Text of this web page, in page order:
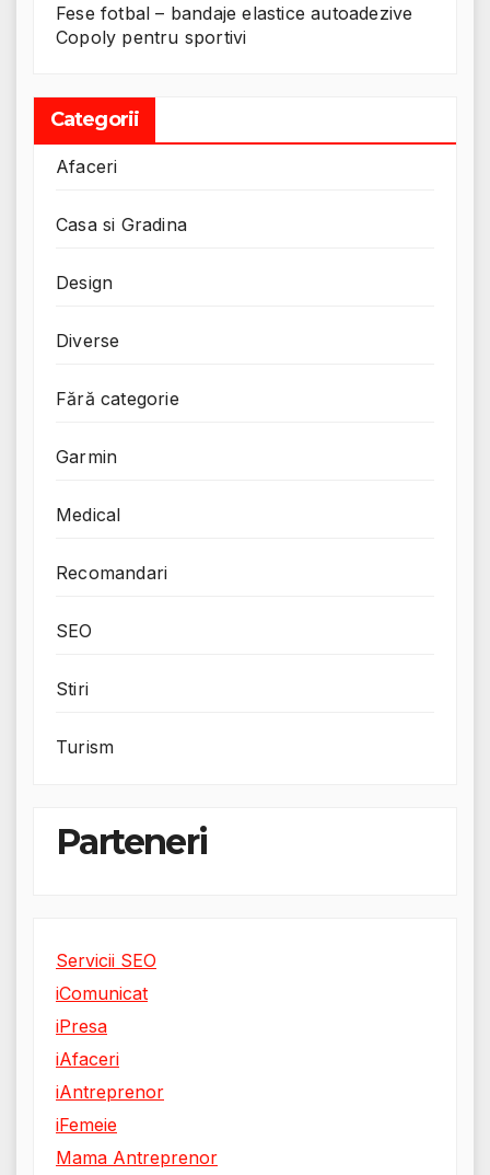
Fese fotbal – bandaje elastice autoadezive
Copoly pentru sportivi
Categorii
Afaceri
Casa si Gradina
Design
Diverse
Fără categorie
Garmin
Medical
Recomandari
SEO
Stiri
Turism
Parteneri
Servicii SEO
iComunicat
iPresa
iAfaceri
iAntreprenor
iFemeie
Mama Antreprenor